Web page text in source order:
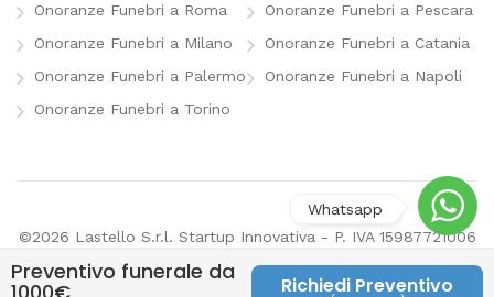
Onoranze Funebri a Roma
Onoranze Funebri a Milano
Onoranze Funebri a Palermo
Onoranze Funebri a Torino
Onoranze Funebri a Pescara
Onoranze Funebri a Catania
Onoranze Funebri a Napoli
©2026 Lastello S.r.l. Startup Innovativa - P. IVA 15987721006
preferenze pubblicitarie
Preventivo funerale da
Richiedi Preventivo